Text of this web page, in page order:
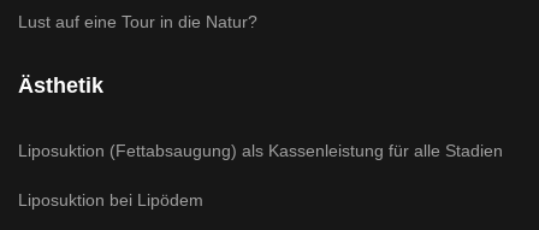
Lust auf eine Tour in die Natur?
Ästhetik
Liposuktion (Fettabsaugung) als Kassenleistung für alle Stadien
Liposuktion bei Lipödem